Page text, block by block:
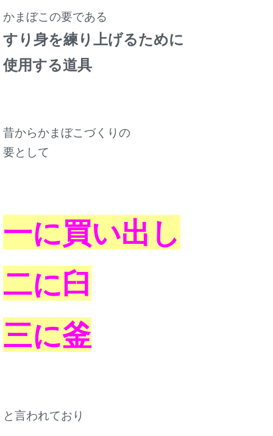
かまぼこの要である
すり身を練り上げるために
使用する道具
昔からかまぼこづくりの
要として
一に買い出し
二に臼
三に釜
と言われており